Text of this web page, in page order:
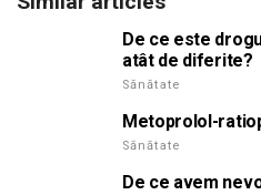
De ce este
atât de diferite?
Sănătate
Metoprolol-
Sănătate
De ce avem